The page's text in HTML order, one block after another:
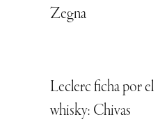
Zegna
Leclerc ficha por el
whisky: Chivas